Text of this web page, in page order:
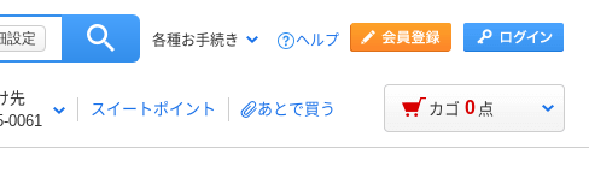
設定 各種お手続き ヘルプ
先
0061
スイートポイント あとで買う カゴ 0 点